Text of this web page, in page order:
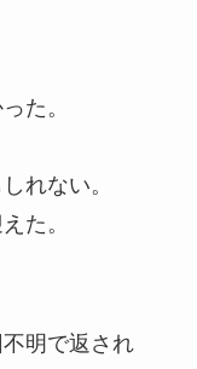
た。
れない。
た。
明で返され